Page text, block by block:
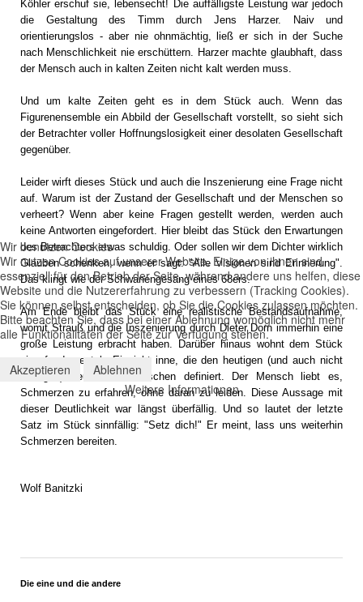
Köhler erschuf sie, lebensecht! Die auffälligste Leistung war jedoch
die Gestaltung des Timm durch Jens Harzer. Naiv und
orientierungslos - aber nie ohnmächtig, ließ er sich in der Suche
nach Menschlichkeit nie erschüttern. Harzer machte glaubhaft, dass
der Mensch auch in kalten Zeiten nicht kalt werden muss.
Und um kalte Zeiten geht es in dem Stück auch. Wenn das
Figurenensemble ein Abbild der Gesellschaft vorstellt, so sieht sich
der Betrachter voller Hoffnungslosigkeit einer desolaten Gesellschaft
gegenüber.
Leider wirft dieses Stück und auch die Inszenierung eine Frage nicht
auf. Warum ist der Zustand der Gesellschaft und der Menschen so
verheert? Wenn aber keine Fragen gestellt werden, werden auch
keine Antworten eingefordert. Hier bleibt das Stück den Erwartungen
des Betrachters etwas schuldig. Oder sollen wir dem Dichter wirklich
Glauben schenken, wenn er sagt: "Alle Visionen sind Erinnerung".
Das klingt wie der Schwanengesang eines 68ers.
Am Ende bleibt das Stück eine realistische Bestandsaufnahme,
womit Strauß und die Inszenierung durch Dieter Dorn immerhin eine
große Leistung erbracht haben. Darüber hinaus wohnt dem Stück
eine fundamentale Einsicht inne, die den heutigen (und auch nicht
heutigen) deutschen Menschen definiert. Der Mensch liebt es,
Schmerzen zu erfahren, ohne daran zu leiden. Diese Aussage mit
dieser Deutlichkeit war längst überfällig. Und so lautet der letzte
Satz im Stück sinnfällig: "Setz dich!" Er meint, lass uns weiterhin
Schmerzen bereiten.
Wolf Banitzki
Die eine und die andere
Wir benutzen Cookies
Wir nutzen Cookies auf unserer Website. Einige von ihnen sind
essenziell für den Betrieb der Seite, während andere uns helfen, diese
Website und die Nutzererfahrung zu verbessern (Tracking Cookies).
Sie können selbst entscheiden, ob Sie die Cookies zulassen möchten.
Bitte beachten Sie, dass bei einer Ablehnung womöglich nicht mehr
alle Funktionalitäten der Seite zur Verfügung stehen.
Akzeptieren
Ablehnen
Weitere Informationen